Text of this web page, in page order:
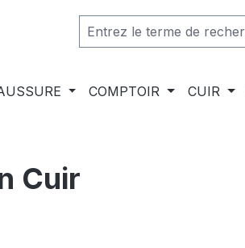
COMPTOIR CUIR
Cuir